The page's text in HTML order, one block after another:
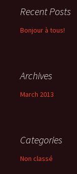
Recent Posts
Bonjour à tous!
Archives
March 2013
Categories
Non classé